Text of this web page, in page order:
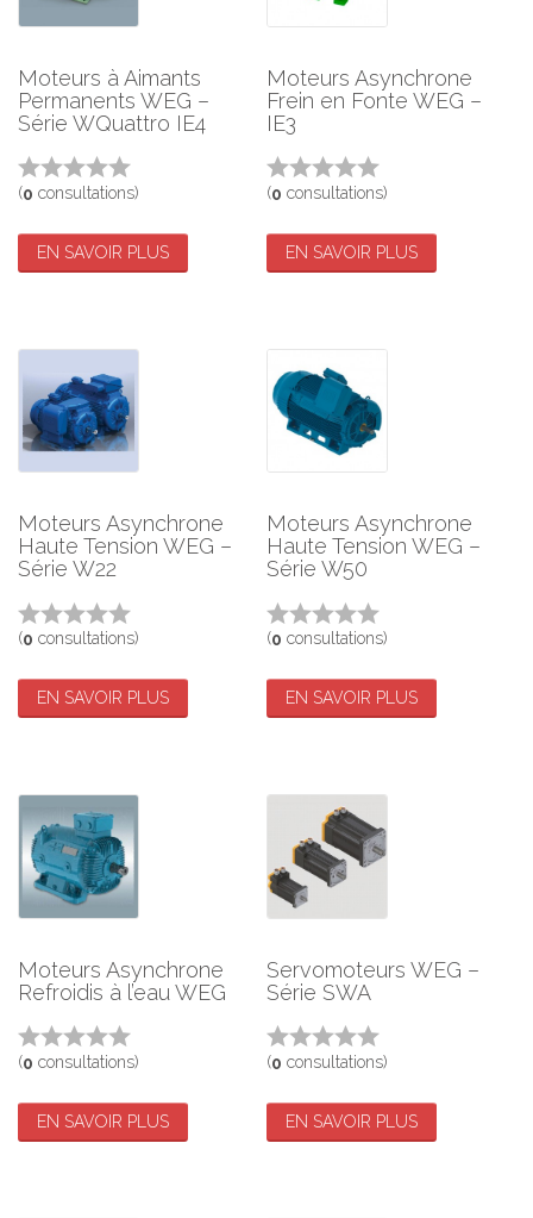
Moteurs à Aimants
Permanents WEG –
Série WQuattro IE4
(0 consultations)
EN SAVOIR PLUS
Moteurs Asynchrone
Frein en Fonte WEG –
IE3
(0 consultations)
EN SAVOIR PLUS
Moteurs Asynchrone
Haute Tension WEG –
Série W22
(0 consultations)
EN SAVOIR PLUS
Moteurs Asynchrone
Haute Tension WEG –
Série W50
(0 consultations)
EN SAVOIR PLUS
Moteurs Asynchrone
Refroidis à l’eau WEG
(0 consultations)
EN SAVOIR PLUS
Servomoteurs WEG –
Série SWA
(0 consultations)
EN SAVOIR PLUS